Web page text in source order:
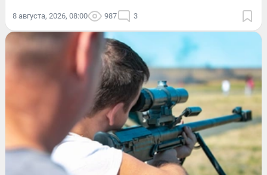
8 августа, 2026, 08:00 987 3